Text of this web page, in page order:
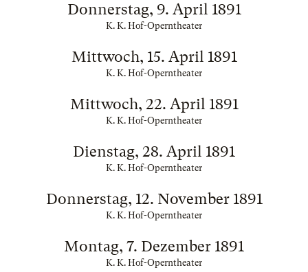
Donnerstag, 9. April 1891
K. K. Hof-Operntheater
Mittwoch, 15. April 1891
K. K. Hof-Operntheater
Mittwoch, 22. April 1891
K. K. Hof-Operntheater
Dienstag, 28. April 1891
K. K. Hof-Operntheater
Donnerstag, 12. November 1891
K. K. Hof-Operntheater
Montag, 7. Dezember 1891
K. K. Hof-Operntheater